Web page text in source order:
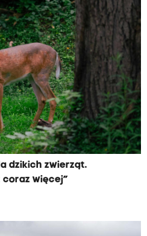
dzikich zwierząt.
coraz więcej”